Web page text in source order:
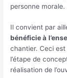
personne morale.
Il convient par
bénéficie à
chantier. Ceci
l’étape de
réalisation de